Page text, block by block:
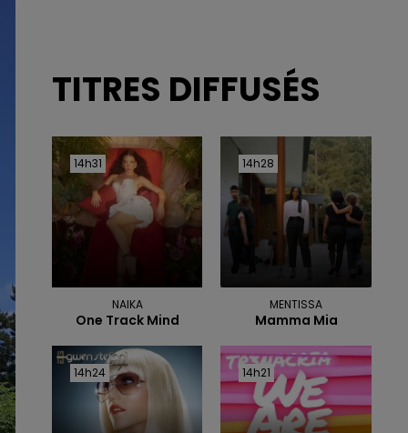
TITRES DIFFUSÉS
14h31
14h31
NAIKA
One Track Mind
14h28
14h28
MENTISSA
Mamma Mia
14h24
14h24 14h21
14h21